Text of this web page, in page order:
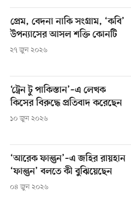
প্রেম, বেদনা নাকি সংগ্রাম, ‘কবি’
উপন্যাসের আসল শক্তি কোনটি
২৭ জুন ২০২৬
‘ট্রেন টু পাকিস্তান’–এ লেখক
কিসের বিরুদ্ধে প্রতিবাদ করেছেন
১০ জুন ২০২৬
‘আরেক ফাল্গুন’–এ জহির রায়হান
‘ফাল্গুন’ বলতে কী বুঝিয়েছেন
০৪ জুন ২০২৬